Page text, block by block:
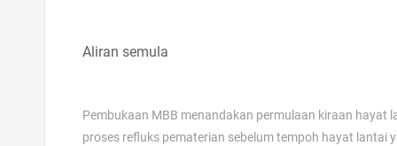
Aliran semula
Pembukaan MBB menandakan permulaan kiraan hayat
proses refluks pematerian sebelum tempoh hayat lantai